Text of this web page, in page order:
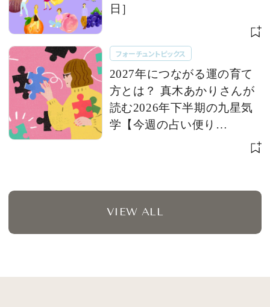
日］
フォーチュントピックス
2027年につながる運の育て
方とは？ 真木あかりさんが
読む2026年下半期の九星気
学【今週の占い便り
VIEW ALL